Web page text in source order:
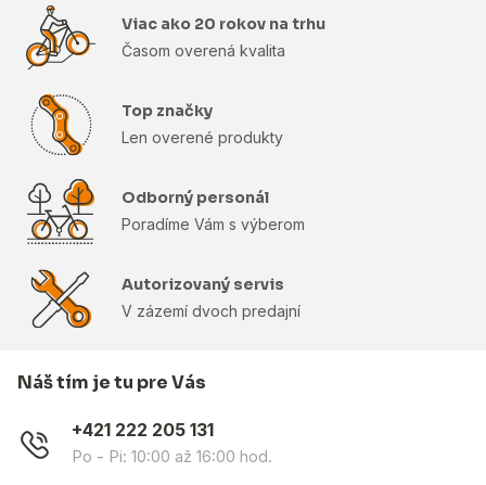
Viac ako 20 rokov na trhu
Časom overená kvalita
Top značky
Len overené produkty
Odborný personál
Poradíme Vám s výberom
Autorizovaný servis
V zázemí dvoch predajní
Náš tím je tu pre Vás
+421 222 205 131
Po - Pi: 10:00 až 16:00 hod.